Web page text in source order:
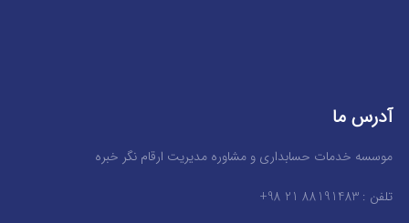
آدرس ما
موسسه خدمات حسابداری و مشاوره مدیریت ارقام نگر خبره
تلفن : 88191483 21 98+